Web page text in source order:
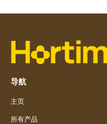
导航
主页
所有产品